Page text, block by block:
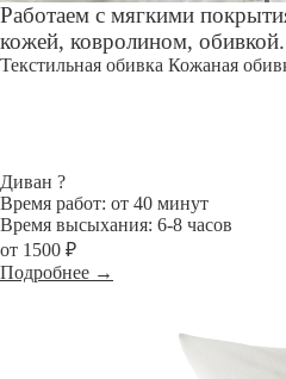
Работаем с мягкими
кожей, ковролином, обивкой.
Текстильная обивка Кожаная
Диван ?
Время работ: от 40 минут
Время высыхания: 6-8 часов
от 1500 ₽
Подробнее →